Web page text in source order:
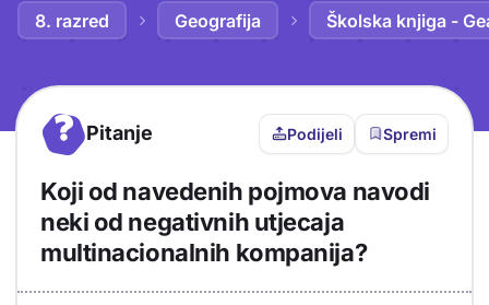
8. razred Geografija Školska knjiga -
? Pitanje Podijeli Spremi
Koji od navedenih pojmova navodi
neki od negativnih utjecaja
multinacionalnih kompanija?